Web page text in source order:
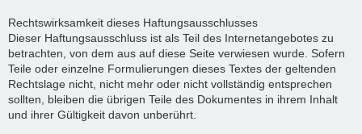
Rechtswirksamkeit dieses Haftungsausschlusses
Dieser Haftungsausschluss ist als Teil des Internetangebotes zu
betrachten, von dem aus auf diese Seite verwiesen wurde. Sofern
Teile oder einzelne Formulierungen dieses Textes der geltenden
Rechtslage nicht, nicht mehr oder nicht vollständig entsprechen
sollten, bleiben die übrigen Teile des Dokumentes in ihrem Inhalt
und ihrer Gültigkeit davon unberührt.